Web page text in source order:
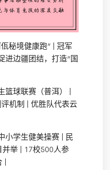
佤秘境健康跑” | 冠军
进边疆团结，打造“国
篮球联赛（普洱） |
机制 | 优胜队代表云
小学生健美操赛 | 民
举 | 17校500人参